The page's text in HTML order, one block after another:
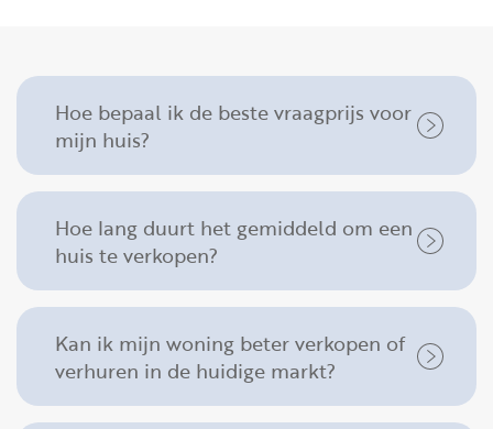
Hoe bepaal ik de beste vraagprijs voor
mijn huis?
Hoe lang duurt het gemiddeld om een
huis te verkopen?
Kan ik mijn woning beter verkopen of
verhuren in de huidige markt?
OVER ONS
FAQ
Reviews
Werken bij
CONTACT
Den Haag
Hillegersberg
Rotterdam